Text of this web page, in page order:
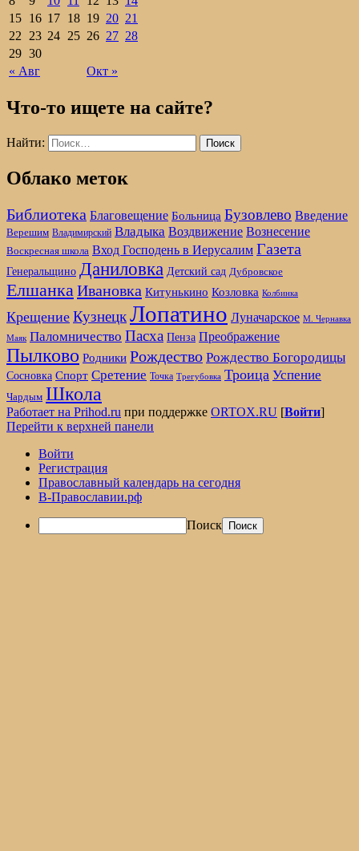
« Авг Окт »
15 16 17 18 19 20 21
22
23 24 25 26 27 28
29 30
Что-то ищете на сайте?
Найти:
Облако меток
Библиотека Благовещение Больница Бузовлево Введение
Верешим Владимирский Владыка Воздвижение Вознесение
Воскресная школа Вход Господень в Иерусалим Газета
Генеральщино Даниловка Детский сад Дубровское
Елшанка Ивановка Китунькино Козловка Колбинка
Крещение КузнецкЛопатино Луначарское М. Чернавка
Маяк Паломничество Пасха Пенза Преображение
Пылково Родники Рождество Рождество Богородицы
Сосновка Спорт Сретение Точка Трегубовка Троица Успение
Чардым Школа
Работает на Prihod.ru при поддержке ORTOX.RU [Войти]
Перейти к верхней панели
Войти
Регистрация
Православный календарь на сегодня
В-Православии.рф
Поиск